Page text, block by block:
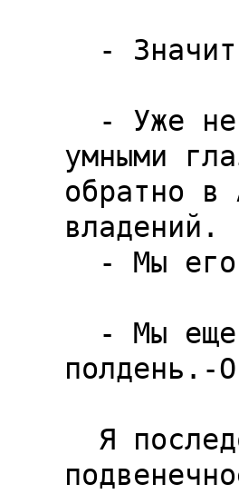
умными
обратно
владений.
полдень.-